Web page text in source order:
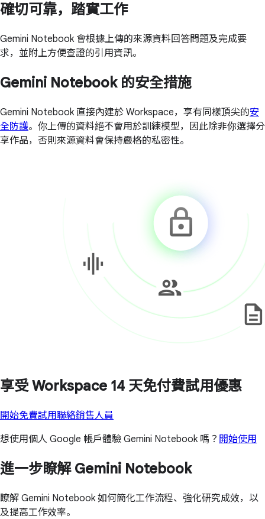
確切可靠，踏實工作
Gemini Notebook 會根據上傳的來源資料回答問題及完成要
求，並附上方便查證的引用資訊。
Gemini Notebook 的安全措施
Gemini Notebook 直接內建於 Workspace，享有同樣頂尖的安
全防護。你上傳的資料絕不會用於訓練模型，因此除非你選擇分
享作品，否則來源資料會保持嚴格的私密性。
享受 Workspace 14 天免付費試用優惠
開始免費試用聯絡銷售人員
想使用個人 Google 帳戶體驗 Gemini Notebook 嗎？ 開始使用
進一步瞭解 Gemini Notebook
瞭解 Gemini Notebook 如何簡化工作流程、強化研究成效，以
及提高工作效率。